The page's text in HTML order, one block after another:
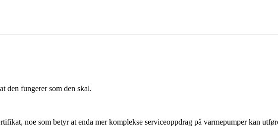
den fungerer som den skal.
noe som betyr at enda mer komplekse serviceoppdrag på varmepumper kan